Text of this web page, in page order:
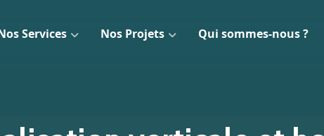
Services Nos Projets Qui sommes-nous ?